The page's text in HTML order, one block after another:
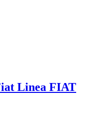
Linea FIAT